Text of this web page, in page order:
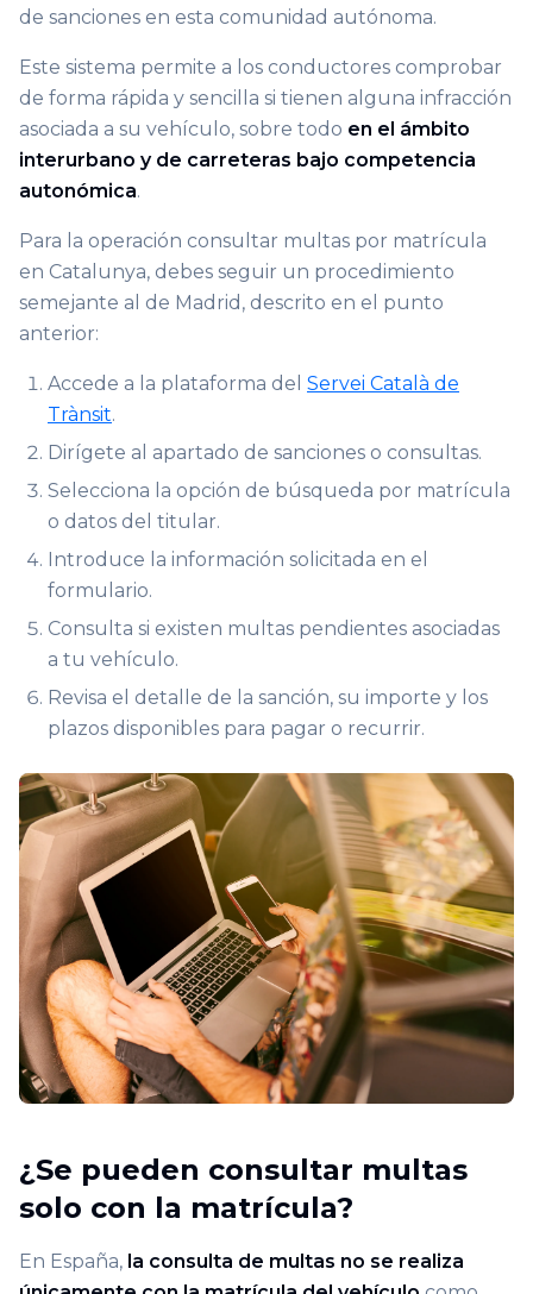
de sanciones en esta comunidad autónoma.
Este sistema permite a los conductores comprobar
de forma rápida y sencilla si tienen alguna infracción
asociada a su vehículo, sobre todo en el ámbito
interurbano y de carreteras bajo competencia
autonómica.
Para la operación consultar multas por matrícula
en Catalunya, debes seguir un procedimiento
semejante al de Madrid, descrito en el punto
anterior:
Accede a la plataforma del Servei Català de
Trànsit.
Dirígete al apartado de sanciones o consultas.
Selecciona la opción de búsqueda por matrícula
o datos del titular.
Introduce la información solicitada en el
formulario.
Consulta si existen multas pendientes asociadas
a tu vehículo.
Revisa el detalle de la sanción, su importe y los
plazos disponibles para pagar o recurrir.
¿Se pueden consultar multas
solo con la matrícula?
En España, la consulta de multas no se realiza